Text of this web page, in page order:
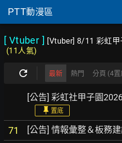
PTT動漫區
[ Vtuber ] [Vtuber] 8/11 彩虹甲
(11人氣)
最新 熱門 分頁 (4
[公告] 彩虹社甲子園
置底
71 [公告] 情報彙整＆板務